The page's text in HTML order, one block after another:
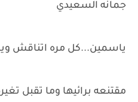
جمانه السعيدي
ياسمين...كل مره اتناقش
مقتنعه برائيها وما تقبل